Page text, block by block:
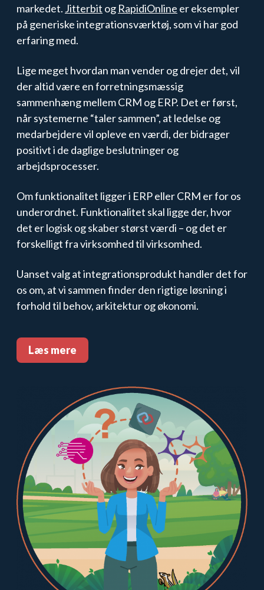
markedet. Jitterbit og RapidiOnline er eksempler
på generiske integrationsværktøj, som vi har god
erfaring med.
Lige meget hvordan man vender og drejer det, vil
der altid være en forretningsmæssig
sammenhæng mellem CRM og ERP. Det er først,
når systemerne “taler sammen”, at ledelse og
medarbejdere vil opleve en værdi, der bidrager
positivt i de daglige beslutninger og
arbejdsprocesser.
Om funktionalitet ligger i ERP eller CRM er for os
underordnet. Funktionalitet skal ligge der, hvor
det er logisk og skaber størst værdi – og det er
forskelligt fra virksomhed til virksomhed.
Uanset valg at integrationsprodukt handler det for
os om, at vi sammen finder den rigtige løsning i
forhold til behov, arkitektur og økonomi.
Læs mere